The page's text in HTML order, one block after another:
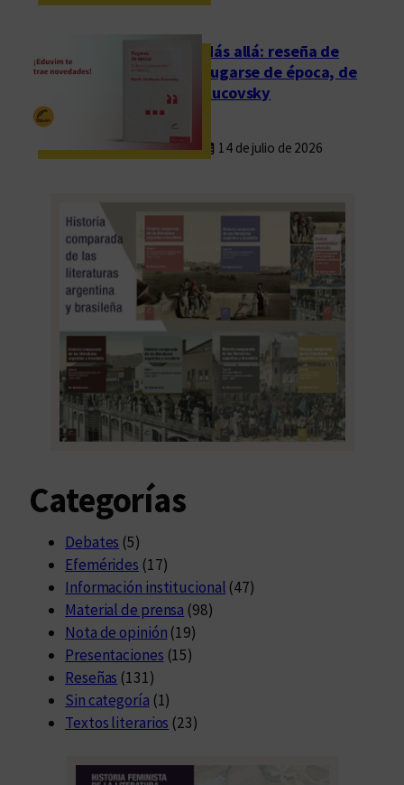
Más allá: reseña de
Fugarse de época, de
Rucovsky
14 de julio de 2026
Categorías
Debates (5)
Efemérides (17)
Información institucional (47)
Material de prensa (98)
Nota de opinión (19)
Presentaciones (15)
Reseñas (131)
Sin categoría (1)
Textos literarios (23)